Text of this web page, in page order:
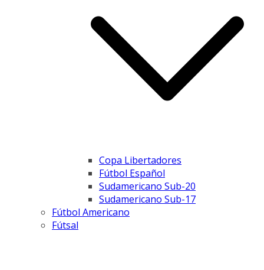
Copa Libertadores
Fútbol Español
Sudamericano Sub-20
Sudamericano Sub-17
Fútbol Americano
Fútsal